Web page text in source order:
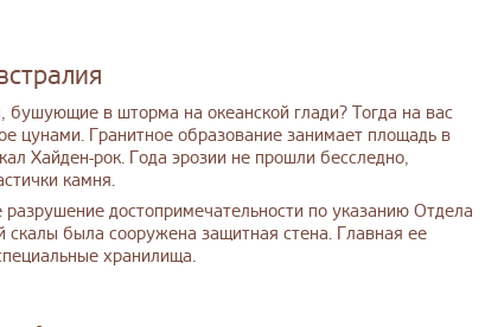
в шторма на океанской глади? Тогда на вас
цунами. Гранитное образование занимает площадь в
Хайден-рок. Года эрозии не прошли бесследно,
камня.
достопримечательности по указанию Отдела
была сооружена защитная стена. Главная ее
хранилища.